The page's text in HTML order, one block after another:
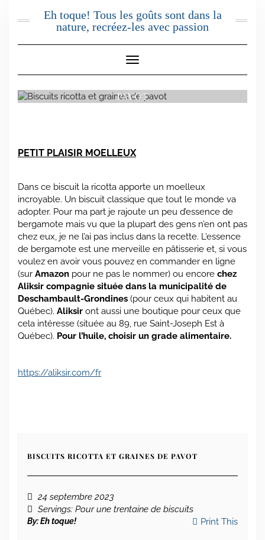
Eh toque! Tous les goûts sont dans la
nature, recréez-les avec passion
Toggle Navigation
PAVOT
PETIT PLAISIR MOELLEUX
Dans ce biscuit la ricotta apporte un moelleux
incroyable. Un biscuit classique que tout le monde va
adopter. Pour ma part je rajoute un peu d’essence de
bergamote mais vu que la plupart des gens n’en ont pas
chez eux, je ne l’ai pas inclus dans la recette. L’essence
de bergamote est une merveille en pâtisserie et, si vous
voulez en avoir vous pouvez en commander en ligne
(sur Amazon pour ne pas le nommer) ou encore chez
Aliksir compagnie située dans la municipalité de
Deschambault-Grondines (pour ceux qui habitent au
Québec). Aliksir ont aussi une boutique pour ceux que
cela intéresse (située au 89, rue Saint-Joseph Est à
Québec). Pour l’huile, choisir un grade alimentaire.
https://aliksir.com/fr
BISCUITS RICOTTA ET GRAINES DE PAVOT
24 septembre 2023
Servings: Pour une trentaine de biscuits
Print This
By:Eh toque!